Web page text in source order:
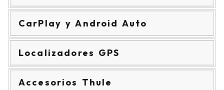
CarPlay y Android Auto
Localizadores GPS
Accesorios Thule